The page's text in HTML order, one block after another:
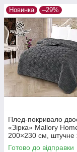
Новинка –29%
Плед-покривало
«Зірка» Mallory
200×230 см, штучне
м’яке та тепле
Готово до відправки